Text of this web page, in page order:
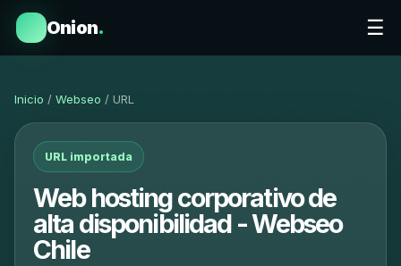
Onion. ☰
Inicio / Webseo / URL
URL importada
Web hosting corporativo de
alta disponibilidad - Webseo
Chile